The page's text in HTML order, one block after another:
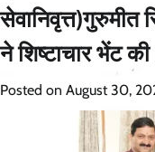
ने शिष्टाचार भेंट
Posted on August 30,